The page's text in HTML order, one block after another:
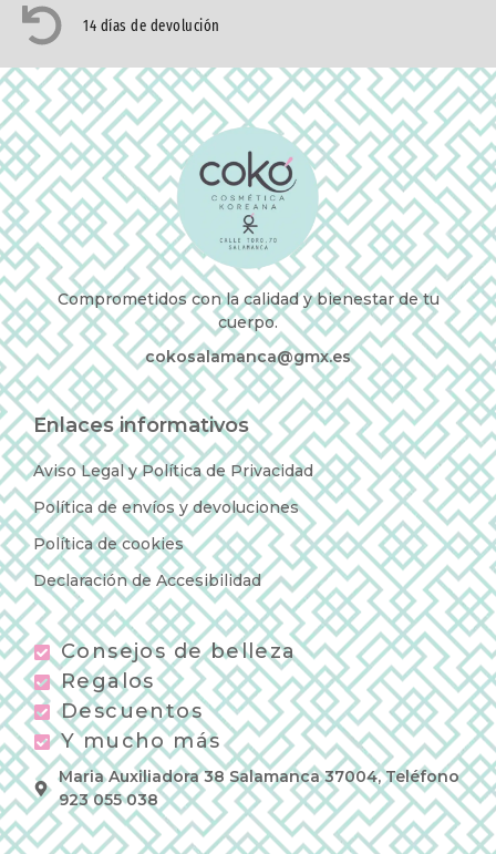
14 días de devolución
Comprometidos con la calidad y bienestar de tu
cuerpo.
cokosalamanca@gmx.es
Enlaces informativos
Aviso Legal y Política de Privacidad
Política de envíos y devoluciones
Política de cookies
Declaración de Accesibilidad
Consejos de belleza
Regalos
Descuentos
Y mucho más
Maria Auxiliadora 38 Salamanca 37004, Teléfono
923 055 038